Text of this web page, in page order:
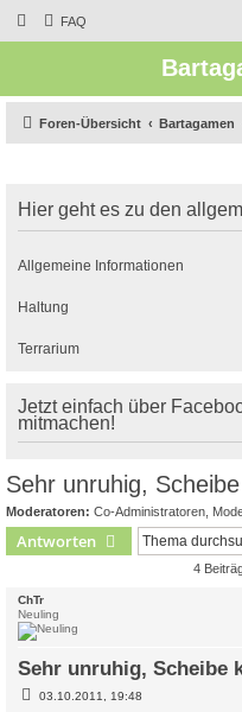
FAQ
Foren-Übersicht Bartagamen
Hier geht es zu den
Allgemeine Informationen
Haltung
Terrarium
Jetzt einfach über
mitmachen!
Sehr unruhig,
Moderatoren: Co-Administratoren
Antworten
4
ChTr
Neuling
Sehr unruhig, Scheibe
B03.10.2011, 19:48